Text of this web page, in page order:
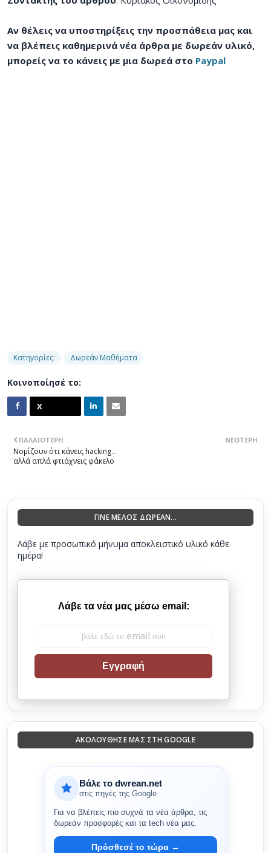
Αν θέλεις να υποστηρίξεις την προσπάθεια μας και
να βλέπεις καθημερινά νέα άρθρα με δωρεάν υλικό,
μπορείς να το κάνεις με μια δωρεά στο Paypal
Κατηγορίες: Δωρεάν Μαθήματα
Κοινοποίησέ το:
ΝΕΌΤΕΡΗ
ΠΑΛΑΙΌΤΕΡΗ
Νομίζουν ότι κάνεις hacking…
αλλά απλά φτιάχνεις φάκελο
ΓΙΝΕ ΜΕΛΟΣ ΔΩΡΕΑΝ...
Λάβε με προσωπικό μήνυμα αποκλειστικό υλικό κάθε
ημέρα!
Λάβε τα νέα μας μέσω email:
Εγγραφή
ΑΚΟΛΟΎΘΗΣΈ ΜΑΣ ΣΤΗ GOOGLE
Βάλε το dwrean.net
στις πηγές της Google
Για να βλέπεις πιο συχνά τα νέα άρθρα, τις
δωρεάν προσφορές και τα tech νέα μας.
Πρόσθεσέ το τώρα →